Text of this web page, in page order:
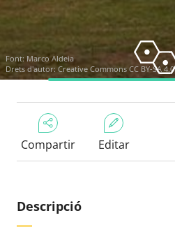
Font: Marco Aldeia
Drets d'autor: Creative Commons CC BY-SA 4.0
Compartir Editar
Descripció